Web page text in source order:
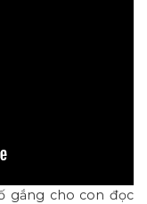
gắng cho con đọc